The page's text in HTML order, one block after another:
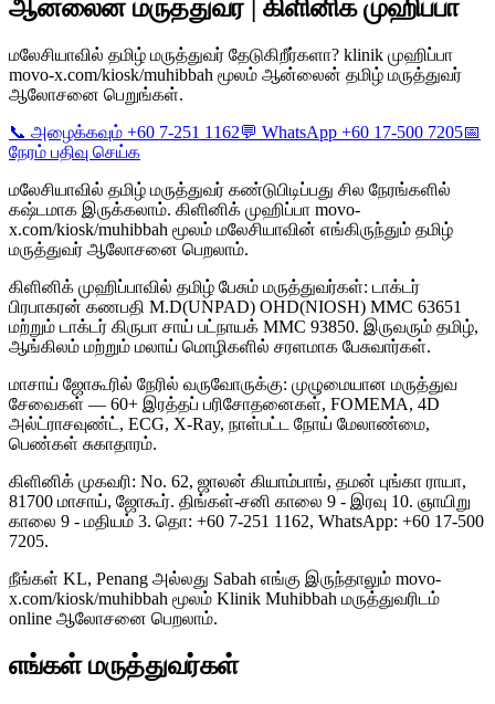
ஆன்லைன் மருத்துவர் | கிளினிக் முஹிப்பா
மலேசியாவில் தமிழ் மருத்துவர் தேடுகிறீர்களா? klinik முஹிப்பா
movo-x.com/kiosk/muhibbah மூலம் ஆன்லைன் தமிழ் மருத்துவர்
ஆலோசனை பெறுங்கள்.
📞 அழைக்கவும் +60 7-251 1162💬 WhatsApp +60 17-500 7205📅
நேரம் பதிவு செய்க
மலேசியாவில் தமிழ் மருத்துவர் கண்டுபிடிப்பது சில நேரங்களில்
கஷ்டமாக இருக்கலாம். கிளினிக் முஹிப்பா movo-
x.com/kiosk/muhibbah மூலம் மலேசியாவின் எங்கிருந்தும் தமிழ்
மருத்துவர் ஆலோசனை பெறலாம்.
கிளினிக் முஹிப்பாவில் தமிழ் பேசும் மருத்துவர்கள்: டாக்டர்
பிரபாகரன் கணபதி M.D(UNPAD) OHD(NIOSH) MMC 63651
மற்றும் டாக்டர் கிருபா சாய் பட்நாயக் MMC 93850. இருவரும் தமிழ்,
ஆங்கிலம் மற்றும் மலாய் மொழிகளில் சரளமாக பேசுவார்கள்.
மாசாய் ஜோகூரில் நேரில் வருவோருக்கு: முழுமையான மருத்துவ
சேவைகள் — 60+ இரத்தப் பரிசோதனைகள், FOMEMA, 4D
அல்ட்ராசவுண்ட், ECG, X-Ray, நாள்பட்ட நோய் மேலாண்மை,
பெண்கள் சுகாதாரம்.
கிளினிக் முகவரி: No. 62, ஜாலன் கியாம்பாங், தமன் புங்கா ராயா,
81700 மாசாய், ஜோகூர். திங்கள்-சனி காலை 9 - இரவு 10. ஞாயிறு
காலை 9 - மதியம் 3. தொ: +60 7-251 1162, WhatsApp: +60 17-500
7205.
நீங்கள் KL, Penang அல்லது Sabah எங்கு இருந்தாலும் movo-
x.com/kiosk/muhibbah மூலம் Klinik Muhibbah மருத்துவரிடம்
online ஆலோசனை பெறலாம்.
எங்கள் மருத்துவர்கள்